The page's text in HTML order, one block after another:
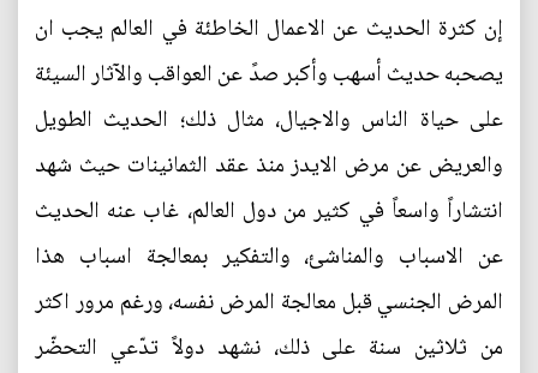
إن كثرة الحديث عن الاعمال الخاطئة في العالم يجب ان
يصحبه حديث أسهب وأكبر صدً عن العواقب والآثار السيئة
على حياة الناس والاجيال، مثال ذلك؛ الحديث الطويل
والعريض عن مرض الايدز منذ عقد الثمانينات حيث شهد
انتشاراً واسعاً في كثير من دول العالم، غاب عنه الحديث
عن الاسباب والمناشئ، والتفكير بمعالجة اسباب هذا
المرض الجنسي قبل معالجة المرض نفسه، ورغم مرور اكثر
من ثلاثين سنة على ذلك، نشهد دولاً تدّعي التحضّر